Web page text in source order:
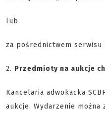
lub
za pośrednictwem serwisu
2. Przedmioty na aukcje
Kancelaria adwokacka
aukcje. Wydarzenie